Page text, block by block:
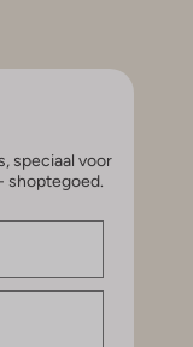
speciaal voor
shoptegoed.